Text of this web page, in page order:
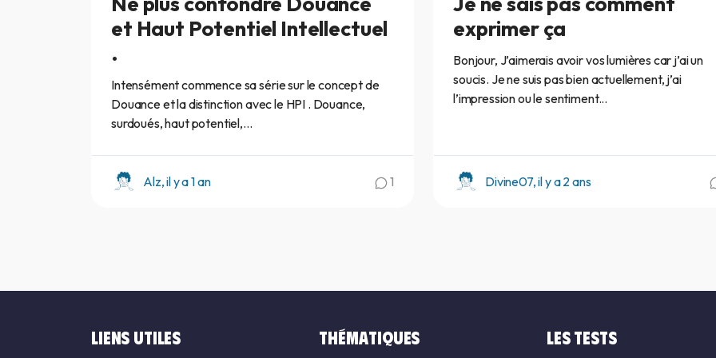
et Haut Potentiel Intellectuel
.
Intensément commence sa série sur le concept de
Douance et la distinction avec le HPI . Douance,
surdoués, haut potentiel,...
Alz, il y a 1 an 1
exprimer ça
Bonjour, J’aimerais avoir vos lumières car j’ai un
soucis. Je ne suis pas bien actuellement, j’ai
l’impression ou le sentiment...
Divine07, il y a 2 ans
LIENS UTILES THÉMATIQUES LES TESTS